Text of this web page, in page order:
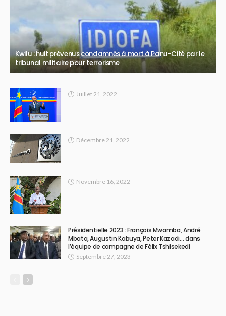
Kwilu : huit prévenus condamnés à mort à Panu-Cité par le
tribunal militaire pour terrorisme
Juillet 21, 2022
Décembre 21, 2022
Novembre 16, 2022
Présidentielle 2023 : François Mwamba, André
Mbata, Augustin Kabuya, Peter Kazadi… dans
l’équipe de campagne de Félix Tshisekedi
Septembre 27, 2023